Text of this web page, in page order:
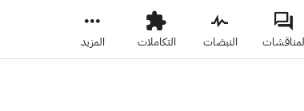
النبضات التكاملات المزيد